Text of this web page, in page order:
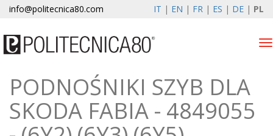
info@politecnica80.com IT | EN | FR | ES | DE | PL
sabato 8 agosto 2026
Elektryczne szyby
PODNOŚNIKI SZYB DLA
SKODA FABIA - 4849055